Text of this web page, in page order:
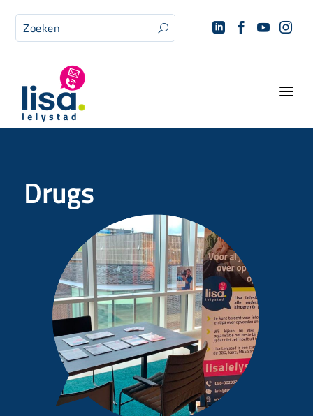
U    
a
Drugs